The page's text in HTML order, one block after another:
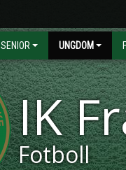
SENIOR UNGDOM
IK
Fotboll